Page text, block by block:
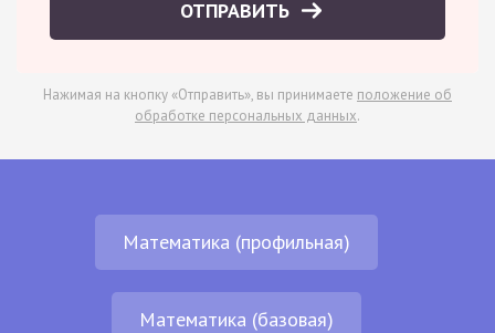
ОТПРАВИТЬ
Нажимая на кнопку «Отправить», вы принимаете положение об
обработке персональных данных.
Математика (профильная)
Математика (базовая)